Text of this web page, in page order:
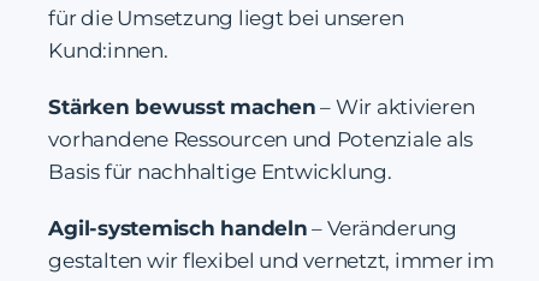
für die Umsetzung liegt bei unseren
Kund:innen.
Stärken bewusst machen– Wir aktivieren
vorhandene Ressourcen und Potenziale als
Basis für nachhaltige Entwicklung.
Agil-systemisch handeln– Veränderung
gestalten wir flexibel und vernetzt, immer im